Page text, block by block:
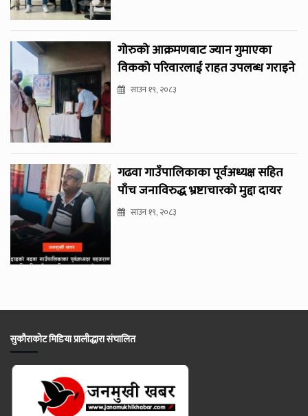
गोरुको आक्रमणबाट ज्यान गुमाएका
विकको परिवारलाई राहत उपलब्ध गराइने
साउन १९, २०८३
गढवा गाउँपालिकाका पूर्वअध्यक्ष सहित
पाँच जनाविरुद्ध भ्रष्टाचारको मुद्दा दायर
साउन १९, २०८३
सुकौराकोट मिडिया प्रालीद्धारा संचालित